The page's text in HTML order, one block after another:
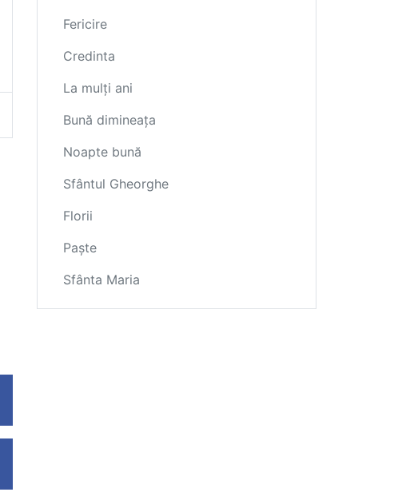
Fericire
Credinta
La mulți ani
Bună dimineața
Noapte bună
Sfântul Gheorghe
Florii
Paște
Sfânta Maria